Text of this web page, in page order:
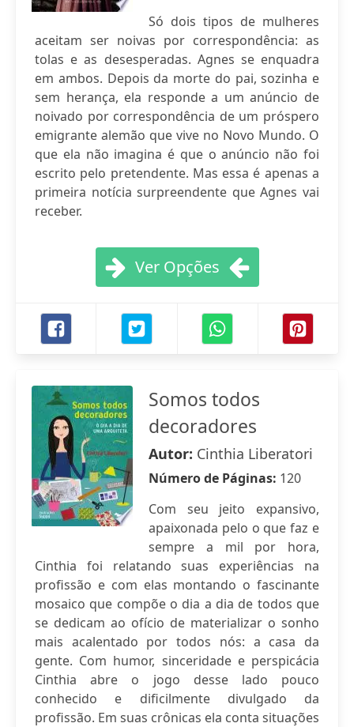
Só dois tipos de mulheres
aceitam ser noivas por correspondência: as
tolas e as desesperadas. Agnes se enquadra
em ambos. Depois da morte do pai, sozinha e
sem herança, ela responde a um anúncio de
noivado por correspondência de um próspero
emigrante alemão que vive no Novo Mundo. O
que ela não imagina é que o anúncio não foi
escrito pelo pretendente. Mas essa é apenas a
primeira notícia surpreendente que Agnes vai
receber.
Ver Opções
Somos todos
decoradores
Autor: Cinthia Liberatori
Número de Páginas: 120
Com seu jeito expansivo,
apaixonada pelo o que faz e
sempre a mil por hora,
Cinthia foi relatando suas experiências na
profissão e com elas montando o fascinante
mosaico que compõe o dia a dia de todos que
se dedicam ao ofício de materializar o sonho
mais acalentado por todos nós: a casa da
gente. Com humor, sinceridade e perspicácia
Cinthia abre o jogo desse lado pouco
conhecido e dificilmente divulgado da
profissão. Em suas crônicas ela conta situações